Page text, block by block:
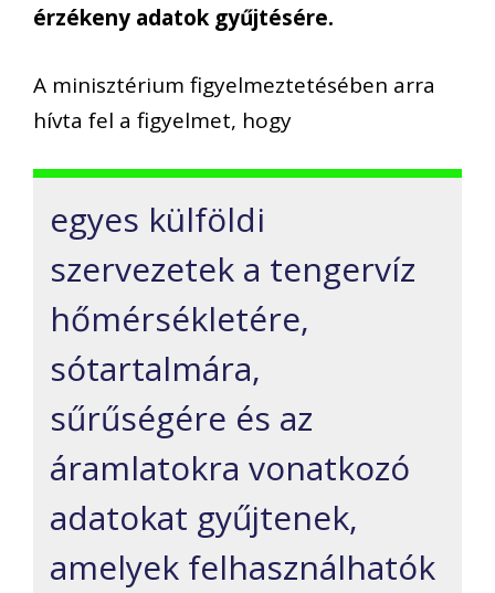
érzékeny adatok gyűjtésére.
A minisztérium figyelmeztetésében arra
hívta fel a figyelmet, hogy
egyes külföldi
szervezetek a tengervíz
hőmérsékletére,
sótartalmára,
sűrűségére és az
áramlatokra vonatkozó
adatokat gyűjtenek,
amelyek felhasználhatók